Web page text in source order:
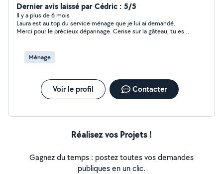
quotidien ) sur des jours flexibles . Je peux aussi être
disponible pour garder vos animaux ( chats, NACS) en
votre absence. Étant famille d'accueil pour chats j'ai de
l'expérience avec les félins.
Dernier avis laissé par Cédric : 5/5
Il y a plus de 6 mois
Laura est au top du service ménage que je lui ai demandé.
Merci pour le précieux dépannage. Cerise sur la gâteau, tu es
Ménage
Voir le profil Contacter
Réalisez vos Projets !
Gagnez du temps : postez toutes vos demandes
publiques en un clic.